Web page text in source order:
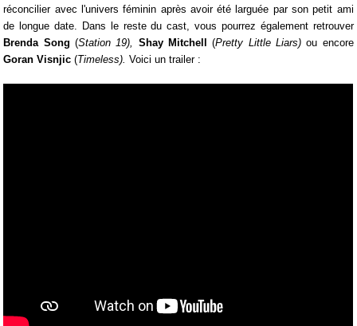
réconcilier avec l'univers féminin après avoir été larguée par son petit ami
de longue date. Dans le reste du cast, vous pourrez également retrouver
Brenda Song(Station 19), Shay Mitchell(Pretty Little Liars) ou encore
Goran Visnjic(Timeless).Voici un trailer :